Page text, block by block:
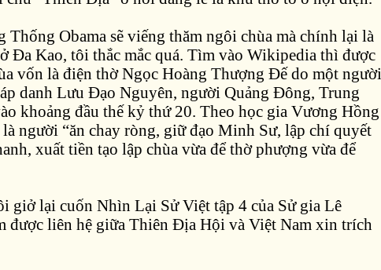
Thống Obama sẽ viếng thăm ngôi chùa mà chính lại là
Đa Kao, tôi thắc mắc quá. Tìm vào Wikipedia thì được
vốn là điện thờ Ngọc Hoàng Thượng Đế do một người
danh Lưu Đạo Nguyên, người Quảng Đông, Trung
khoảng đầu thế kỷ thứ 20. Theo học gia Vương Hồng
người “ăn chay ròng, giữ đạo Minh Sư, lập chí quyết
xuất tiền tạo lập chùa vừa để thờ phượng vừa để
giở lại cuốn Nhìn Lại Sử Việt tập 4 của Sử gia Lê
được liên hệ giữa Thiên Địa Hội và Việt Nam xin trích